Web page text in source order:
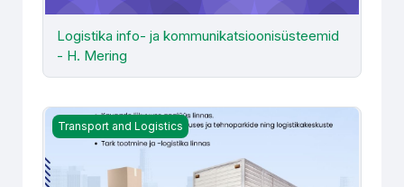
Logistika info- ja kommunikatsioonisüsteemid
- H. Mering
Logistika info- ja kommunikatsioonisüsteemid H. Mering
Transport and Logistics